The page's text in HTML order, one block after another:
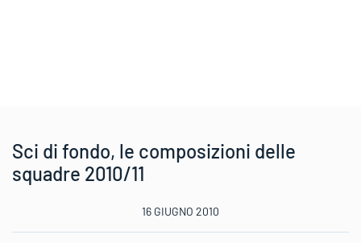
Sci di fondo, le composizioni delle
squadre 2010/11
16 GIUGNO 2010